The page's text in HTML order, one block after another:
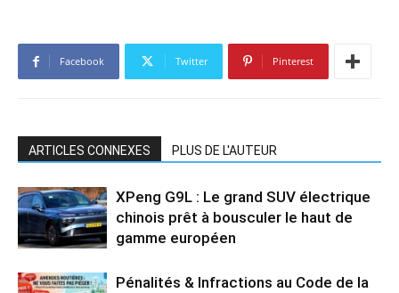
Facebook Twitter Pinterest
ARTICLES CONNEXES PLUS DE L'AUTEUR
XPeng G9L : Le grand SUV électrique
chinois prêt à bousculer le haut de
gamme européen
Pénalités & Infractions au Code de la